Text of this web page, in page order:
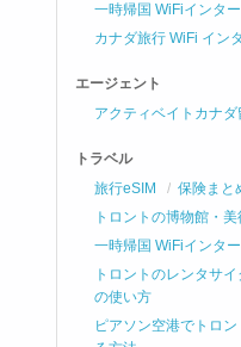
一時帰国 WiFiインタ
カナダ旅行 WiFi イン
エージェント
アクティベイトカナ
トラベル
旅行eSIM
保険まと
トロントの博物館・美
一時帰国 WiFiインタ
トロントのレンタサ
の使い方
ピアソン空港でトロ